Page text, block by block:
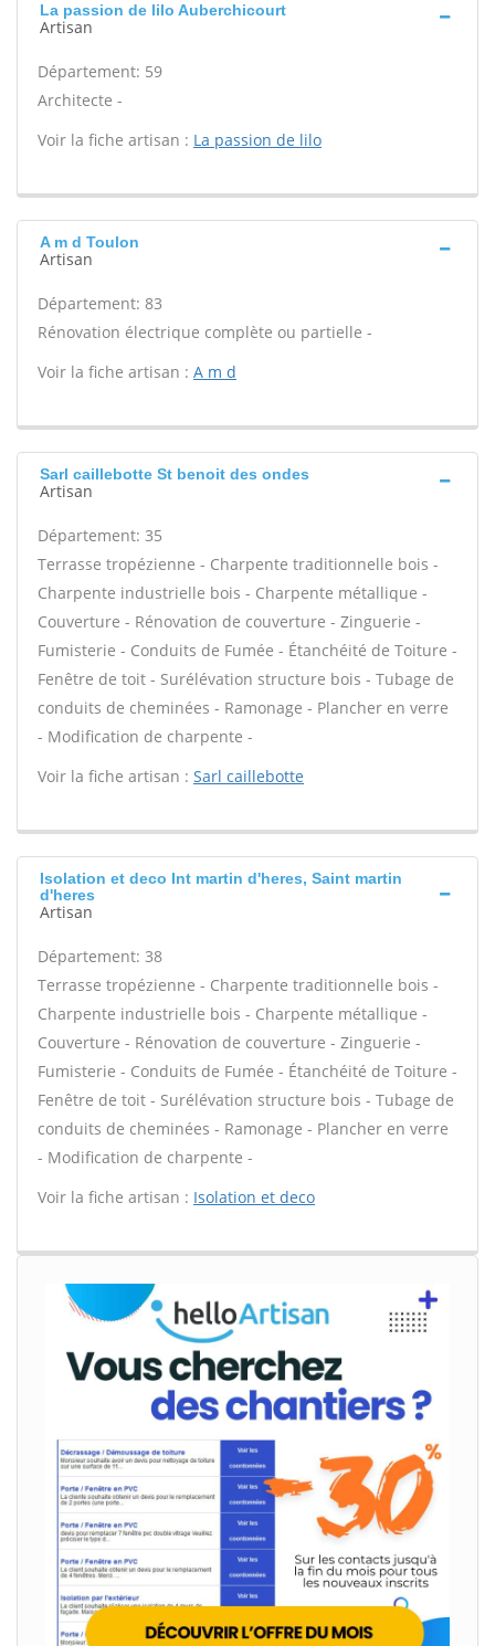
La passion de lilo Auberchicourt
Artisan
Département: 59
Architecte -
Voir la fiche artisan : La passion de lilo
A m d Toulon
Artisan
Département: 83
Rénovation électrique complète ou partielle -
Voir la fiche artisan : A m d
Sarl caillebotte St benoit des ondes
Artisan
Département: 35
Terrasse tropézienne - Charpente traditionnelle bois -
Charpente industrielle bois - Charpente métallique -
Couverture - Rénovation de couverture - Zinguerie -
Fumisterie - Conduits de Fumée - Étanchéité de Toiture -
Fenêtre de toit - Surélévation structure bois - Tubage de
conduits de cheminées - Ramonage - Plancher en verre
- Modification de charpente -
Voir la fiche artisan : Sarl caillebotte
Isolation et deco Int martin d'heres, Saint martin
d'heres
Artisan
Département: 38
Terrasse tropézienne - Charpente traditionnelle bois -
Charpente industrielle bois - Charpente métallique -
Couverture - Rénovation de couverture - Zinguerie -
Fumisterie - Conduits de Fumée - Étanchéité de Toiture -
Fenêtre de toit - Surélévation structure bois - Tubage de
conduits de cheminées - Ramonage - Plancher en verre
- Modification de charpente -
Voir la fiche artisan : Isolation et deco